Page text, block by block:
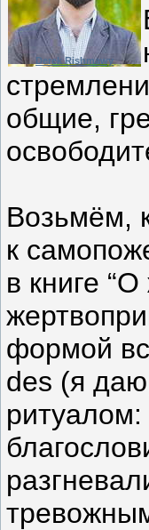
Derek Rishmawy
общие,
Возьмём,
к
в книге
формой
des (я